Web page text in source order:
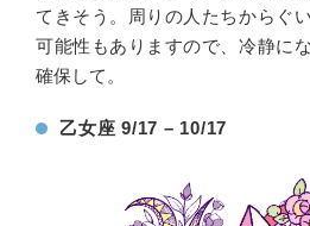
てきそう。周りの人たちからぐ
可能性もありますので、冷静に
確保して。
乙女座 9/17 – 10/17